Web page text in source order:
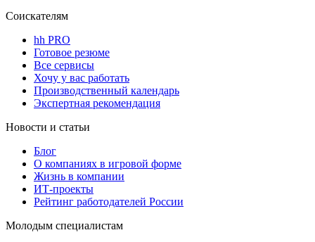
Соискателям
hh PRO
Готовое резюме
Все сервисы
Хочу у вас работать
Производственный календарь
Экспертная рекомендация
Новости и статьи
Блог
О компаниях в игровой форме
Жизнь в компании
ИТ-проекты
Рейтинг работодателей России
Молодым специалистам